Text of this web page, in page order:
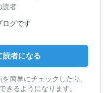
読者
ログです
読者になる
簡単にチェックしたり、
きるようになります。